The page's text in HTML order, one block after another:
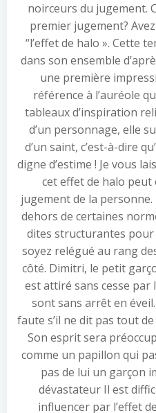
noirceurs du jugement.
premier jugement?
“l’effet de halo ». Cette
dans son ensemble
une première
référence à l’auréole
tableaux d’inspiration
d’un personnage, elle
d’un saint, c’est-à-dire
digne d’estime ! Je vous
cet effet de halo
jugement de la
dehors de certaines
dites structurantes
soyez relégué au rang
côté. Dimitri, le petit
est attiré sans cesse par
sont sans arrêt en éveil.
faute s’il ne dit pas tout
Son esprit sera
comme un papillon qui
pas de lui un garçon
dévastateur Il est
influencer par l’effet